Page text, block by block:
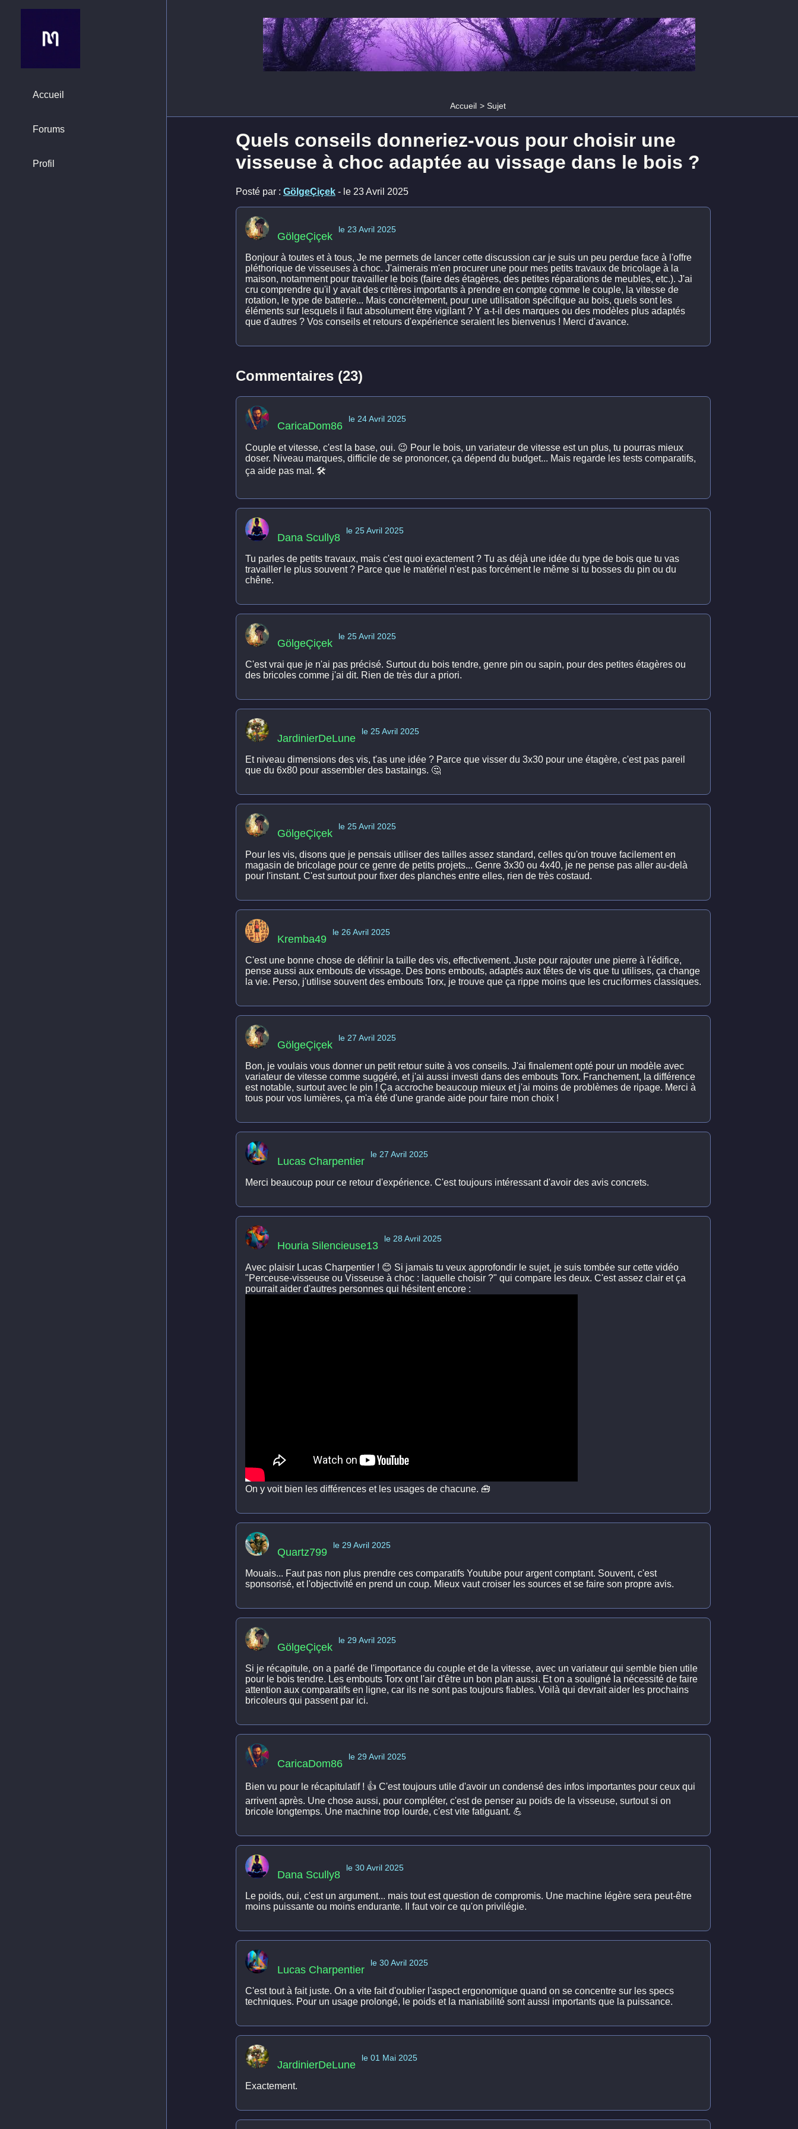
Accueil > Sujet
Accueil
Forums
Profil
Quels conseils donneriez-vous pour choisir une
visseuse à choc adaptée au vissage dans le bois ?
Posté par : GölgeÇiçek - le 23 Avril 2025
GölgeÇiçek
le 23 Avril 2025
Bonjour à toutes et à tous, Je me permets de lancer cette discussion car je suis un peu perdue face à l'offre
pléthorique de visseuses à choc. J'aimerais m'en procurer une pour mes petits travaux de bricolage à la
maison, notamment pour travailler le bois (faire des étagères, des petites réparations de meubles, etc.). J'ai
cru comprendre qu'il y avait des critères importants à prendre en compte comme le couple, la vitesse de
rotation, le type de batterie... Mais concrètement, pour une utilisation spécifique au bois, quels sont les
éléments sur lesquels il faut absolument être vigilant ? Y a-t-il des marques ou des modèles plus adaptés
que d'autres ? Vos conseils et retours d'expérience seraient les bienvenus ! Merci d'avance.
Commentaires (23)
CaricaDom86
le 24 Avril 2025
Couple et vitesse, c'est la base, oui. 😉 Pour le bois, un variateur de vitesse est un plus, tu pourras mieux
doser. Niveau marques, difficile de se prononcer, ça dépend du budget... Mais regarde les tests comparatifs,
ça aide pas mal. 🛠️
Dana Scully8
le 25 Avril 2025
Tu parles de petits travaux, mais c'est quoi exactement ? Tu as déjà une idée du type de bois que tu vas
travailler le plus souvent ? Parce que le matériel n'est pas forcément le même si tu bosses du pin ou du
chêne.
GölgeÇiçek
le 25 Avril 2025
C'est vrai que je n'ai pas précisé. Surtout du bois tendre, genre pin ou sapin, pour des petites étagères ou
des bricoles comme j'ai dit. Rien de très dur a priori.
JardinierDeLune
le 25 Avril 2025
Et niveau dimensions des vis, t'as une idée ? Parce que visser du 3x30 pour une étagère, c'est pas pareil
que du 6x80 pour assembler des bastaings. 🤔
GölgeÇiçek
le 25 Avril 2025
Pour les vis, disons que je pensais utiliser des tailles assez standard, celles qu'on trouve facilement en
magasin de bricolage pour ce genre de petits projets... Genre 3x30 ou 4x40, je ne pense pas aller au-delà
pour l'instant. C'est surtout pour fixer des planches entre elles, rien de très costaud.
Kremba49
le 26 Avril 2025
C'est une bonne chose de définir la taille des vis, effectivement. Juste pour rajouter une pierre à l'édifice,
pense aussi aux embouts de vissage. Des bons embouts, adaptés aux têtes de vis que tu utilises, ça change
la vie. Perso, j'utilise souvent des embouts Torx, je trouve que ça rippe moins que les cruciformes classiques.
GölgeÇiçek
le 27 Avril 2025
Bon, je voulais vous donner un petit retour suite à vos conseils. J'ai finalement opté pour un modèle avec
variateur de vitesse comme suggéré, et j'ai aussi investi dans des embouts Torx. Franchement, la différence
est notable, surtout avec le pin ! Ça accroche beaucoup mieux et j'ai moins de problèmes de ripage. Merci à
tous pour vos lumières, ça m'a été d'une grande aide pour faire mon choix !
Lucas Charpentier
le 27 Avril 2025
Merci beaucoup pour ce retour d'expérience. C'est toujours intéressant d'avoir des avis concrets.
Houria Silencieuse13
le 28 Avril 2025
Avec plaisir Lucas Charpentier ! 😊 Si jamais tu veux approfondir le sujet, je suis tombée sur cette vidéo
"Perceuse-visseuse ou Visseuse à choc : laquelle choisir ?" qui compare les deux. C'est assez clair et ça
pourrait aider d'autres personnes qui hésitent encore :
On y voit bien les différences et les usages de chacune. 🧰
Quartz799
le 29 Avril 2025
Mouais... Faut pas non plus prendre ces comparatifs Youtube pour argent comptant. Souvent, c'est
sponsorisé, et l'objectivité en prend un coup. Mieux vaut croiser les sources et se faire son propre avis.
GölgeÇiçek
le 29 Avril 2025
Si je récapitule, on a parlé de l'importance du couple et de la vitesse, avec un variateur qui semble bien utile
pour le bois tendre. Les embouts Torx ont l'air d'être un bon plan aussi. Et on a souligné la nécessité de faire
attention aux comparatifs en ligne, car ils ne sont pas toujours fiables. Voilà qui devrait aider les prochains
bricoleurs qui passent par ici.
CaricaDom86
le 29 Avril 2025
Bien vu pour le récapitulatif ! 👍 C'est toujours utile d'avoir un condensé des infos importantes pour ceux qui
arrivent après. Une chose aussi, pour compléter, c'est de penser au poids de la visseuse, surtout si on
bricole longtemps. Une machine trop lourde, c'est vite fatiguant. 💪
Dana Scully8
le 30 Avril 2025
Le poids, oui, c'est un argument... mais tout est question de compromis. Une machine légère sera peut-être
moins puissante ou moins endurante. Il faut voir ce qu'on privilégie.
Lucas Charpentier
le 30 Avril 2025
C'est tout à fait juste. On a vite fait d'oublier l'aspect ergonomique quand on se concentre sur les specs
techniques. Pour un usage prolongé, le poids et la maniabilité sont aussi importants que la puissance.
JardinierDeLune
le 01 Mai 2025
Exactement.